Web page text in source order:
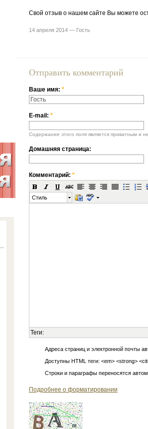
Свой отзыв о нашем сайте Вы можете
14 апреля 2014 — Гость
Отправить комментарий
Ваше имя: *
E-mail: *
Содержание этого поля является приватным и
Домашняя страница:
Комментарий: *
Стиль
Теги:
Адреса страниц и электронной почты
Доступны HTML теги: <em> <strong>
Строки и параграфы переносятся
Подробнее о форматировании